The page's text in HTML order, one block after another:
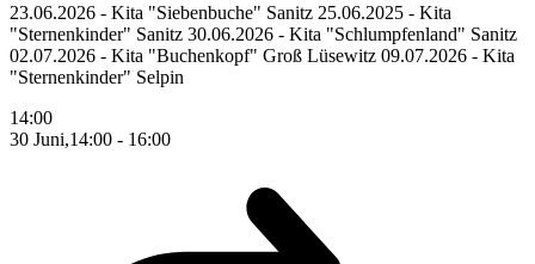
23.06.2026 - Kita "Siebenbuche" Sanitz 25.06.2025 - Kita
"Sternenkinder" Sanitz 30.06.2026 - Kita "Schlumpfenland" Sanitz
02.07.2026 - Kita "Buchenkopf" Groß Lüsewitz 09.07.2026 - Kita
"Sternenkinder" Selpin
14:00
30 Juni,14:00 - 16:00